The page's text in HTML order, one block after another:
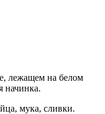
лежащем на белом
начинка.
мука, сливки.